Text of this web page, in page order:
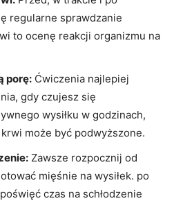
regularne sprawdzanie
to ocenę reakcji organizmu na
porę: Ćwiczenia najlepiej
gdy czujesz się
wysiłku w godzinach,
może być podwyższone.
Zawsze rozpocznij od
mięśnie na wysiłek. po
czas na schłodzenie